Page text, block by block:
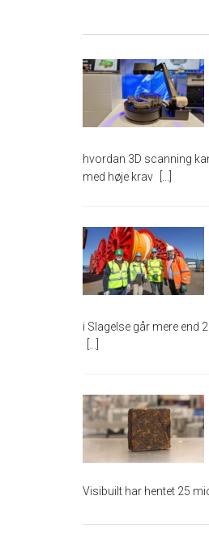
hvordan 3D scanning
med høje krav
i Slagelse går mere end
Visibuilt har hentet 25